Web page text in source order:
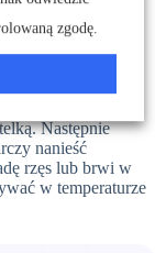
Sztuczne rzęsy
przy
jest idealny!
Następnie
nanieść
rzęs lub brwi w
w temperaturze
zgodę.